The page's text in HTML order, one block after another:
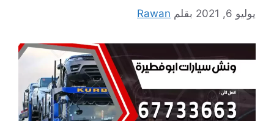
يوليو 6, 2021 بقلم Rawan